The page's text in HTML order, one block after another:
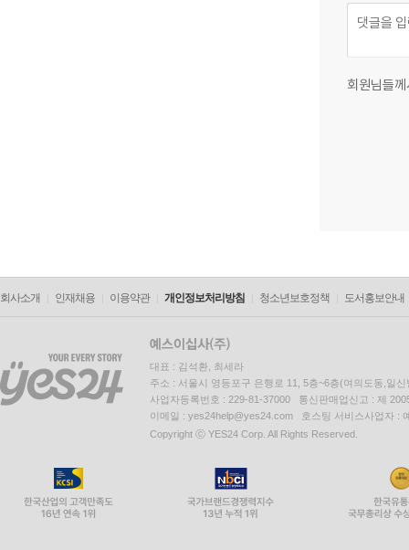
회원님들
회사소개 인재채용 이용약관 개인정보처리방침 청소년보호정책 도서홍보안내
대표 : 김석환, 최세라
주소 : 서울시 영등포구 은행로 11, 5층~6층(여의도동,일신
사업자등록번호 : 229-81-37000 통신판매업신고 : 제
이메일 : yes24help@yes24.com 호스팅 서비스사업자 :
Copyright ⓒ YES24 Corp. All Rights Reserved.